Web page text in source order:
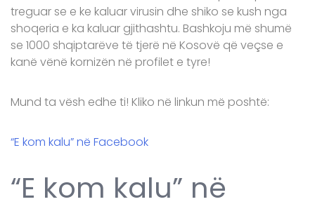
treguar se e ke kaluar virusin dhe shiko se kush nga
shoqeria e ka kaluar gjithashtu. Bashkoju më shumë
se 1000 shqiptarëve të tjerë në Kosovë që veçse e
kanë vënë kornizën në profilet e tyre!
Mund ta vësh edhe ti! Kliko në linkun më poshtë:
“E kom kalu” në Facebook
“E kom kalu” në